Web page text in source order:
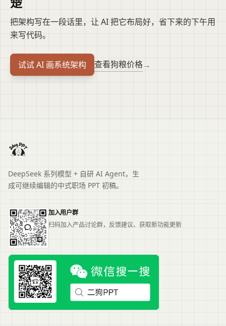
把架构写在一段话里，让 AI 把它布局好，省下来的下午用
来写代码。
试试 AI 画系统架构 查看狗粮价格→
DeepSeek 系列模型 + 自研 AI Agent，生
成可继续编辑的中式职场 PPT 初稿。
加入用户群
扫码加入产品讨论群，反馈建议、获取新功能更新